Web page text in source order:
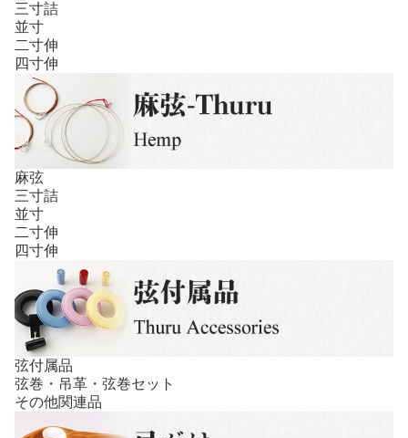
三寸詰
並寸
二寸伸
四寸伸
麻弦
三寸詰
並寸
二寸伸
四寸伸
弦付属品
弦巻・吊革・弦巻セット
その他関連品